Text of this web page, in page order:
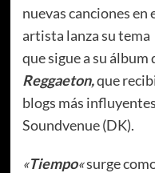
nuevas canciones
artista lanza su tema
que sigue a su álbum
Reggaeton,que
blogs más
Soundvenue (DK).
«Tiempo«surge